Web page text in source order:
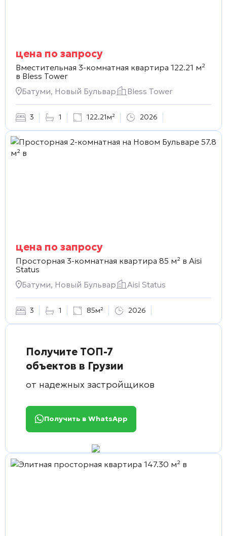
цена по запросу
Вместительная 3-комнатная квартира 122.21 м²
в Bless Tower
Батуми, Новый Бульвар
Bless Tower
3 1 122.21м² 2026
цена по запросу
Просторная 3-комнатная квартира 85 м² в Aisi
Status
Батуми, Новый Бульвар
Aisi Status
3 1 85м² 2026
Получите ТОП-7
объектов в Грузии
от надежных застройщиков
Получить в WhatsApp